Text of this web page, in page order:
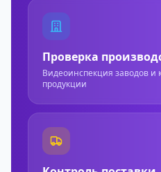
Проверка
Видеоинспекция заводов и
продукции